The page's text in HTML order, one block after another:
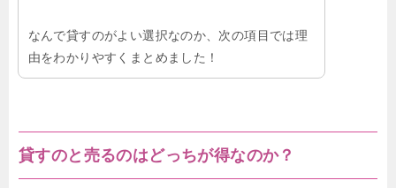
なんで貸すのがよい選択なのか、次の項目では理
由をわかりやすくまとめました！
貸すのと売るのはどっちが得なのか？